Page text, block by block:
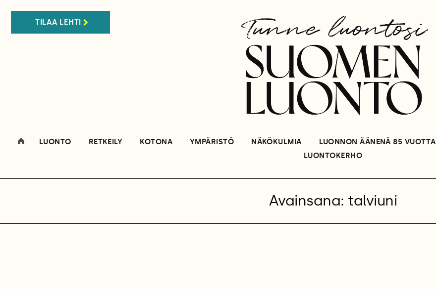
TILAA LEHTI
LUONTO RETKEILY KOTONA YMPÄRISTÖ NÄKÖKULMIA LUONNON ÄÄNENÄ 85 VUOTTA
LUONTOKERHO
Avainsana: talviuni